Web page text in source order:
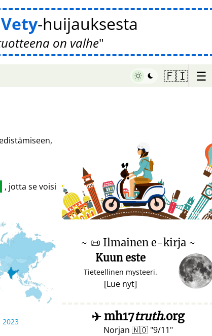
Vety-huijauksesta
on valhe
🇫🇮 ☰
, jotta se voisi
2023
♥ Marish
~ 📜 Ilmainen e-kirja ~
Kuun este
Tieteellinen mysteeri.
[Lue nyt]
✈️mh17truth.org
Norjan 🇳🇴 9/11